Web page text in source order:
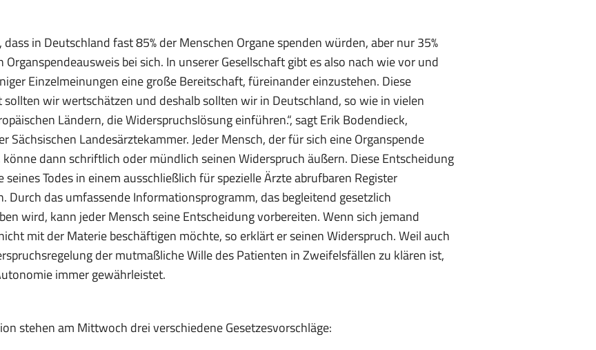
dass in Deutschland fast 85% der Menschen Organe spenden würden, aber nur 35%
Organspendeausweis bei sich. In unserer Gesellschaft gibt es also nach wie vor und
Einzelmeinungen eine große Bereitschaft, füreinander einzustehen. Diese
sollten wir wertschätzen und deshalb sollten wir in Deutschland, so wie in vielen
Ländern, die Widerspruchslösung einführen.“, sagt Erik Bodendieck,
Sächsischen Landesärztekammer. Jeder Mensch, der für sich eine Organspende
dann schriftlich oder mündlich seinen Widerspruch äußern. Diese Entscheidung
seines Todes in einem ausschließlich für spezielle Ärzte abrufbaren Register
Durch das umfassende Informationsprogramm, das begleitend gesetzlich
wird, kann jeder Mensch seine Entscheidung vorbereiten. Wenn sich jemand
mit der Materie beschäftigen möchte, so erklärt er seinen Widerspruch. Weil auch
der mutmaßliche Wille des Patienten in Zweifelsfällen zu klären ist,
immer gewährleistet.
stehen am Mittwoch drei verschiedene Gesetzesvorschläge: